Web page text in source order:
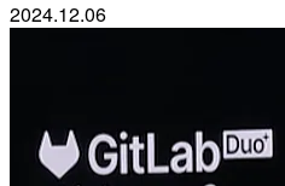
2024.12.06